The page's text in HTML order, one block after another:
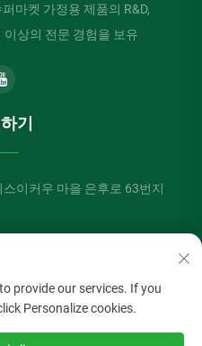
마켓 가정용 제품의 R&D,
상의 전문 경험을 보유
기
이커우 마을 은후로 63번지
든 권리 보유. 개인정보 처리방침
provide our services. If you
Personalize cookies.